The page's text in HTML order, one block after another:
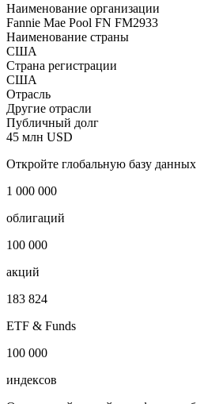
Наименование организации
Fannie Mae Pool FN FM2933
Наименование страны
США
Страна регистрации
США
Отрасль
Другие отрасли
Публичный долг
45 млн USD
Откройте глобальную базу данных
1 000 000
облигаций
100 000
акций
183 824
ETF & Funds
100 000
индексов